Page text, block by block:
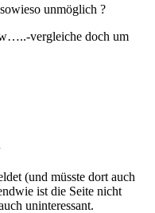
unmöglich ?
vergleiche doch um
(und müsste dort auch
ist die Seite nicht
uninteressant.